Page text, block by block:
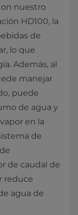
nuestro
HD100, la
de
lo que
Además, al
manejar
puede
de agua y
en la
de
de caudal de
reduce
agua de